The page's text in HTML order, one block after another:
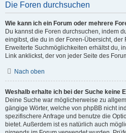
Die Foren durchsuchen
Wie kann ich ein Forum oder mehrere
Du kannst die Foren durchsuchen, indem
eingibst, die du in der Foren-Übersicht,
Erweiterte Suchmöglichkeiten erhältst du,
Link anklickst, der von jeder Seite des
Nach oben
Weshalb erhalte ich bei der Suche keine
Deine Suche war möglicherweise zu
gängige Wörter, welche von phpBB nicht
spezifischere Anfrage und benutze die
bietet. Außerdem ist es natürlich auch